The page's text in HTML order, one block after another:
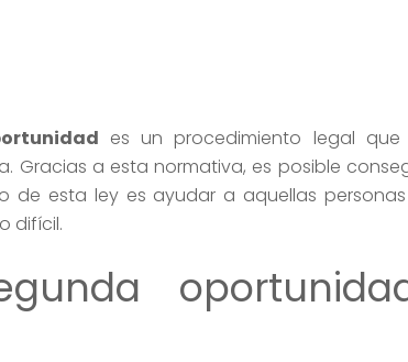
es un procedimiento legal
Gracias a esta normativa, es posible
de esta ley es ayudar a aquellas
difícil.